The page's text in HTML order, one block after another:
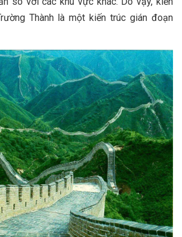
Thành là một kiến trúc gián đoạn